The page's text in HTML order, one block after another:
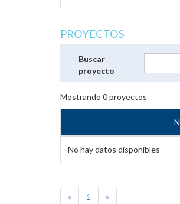
PROYECTOS
Buscar
proyecto
Mostrando 0proyectos
No hay datos disponibles
« 1 »